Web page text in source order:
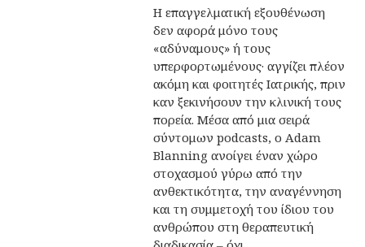
Η επαγγελματική εξουθένωση
δεν αφορά μόνο τους
«αδύναμους» ή τους
υπερφορτωμένους· αγγίζει πλέον
ακόμη και φοιτητές Ιατρικής, πριν
καν ξεκινήσουν την κλινική τους
πορεία. Μέσα από μια σειρά
σύντομων podcasts, ο Adam
Blanning ανοίγει έναν χώρο
στοχασμού γύρω από την
ανθεκτικότητα, την αναγέννηση
και τη συμμετοχή του ίδιου του
ανθρώπου στη θεραπευτική